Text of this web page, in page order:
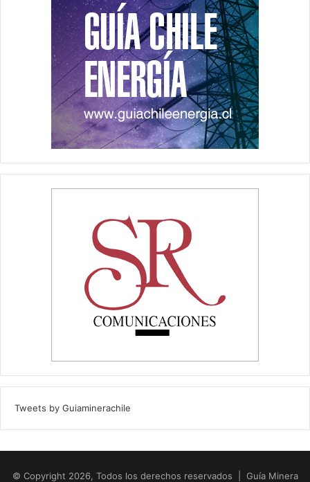
Tweets by Guiaminerachile
© Copyright 2026, Todos los derechos reservados | Guía Minera